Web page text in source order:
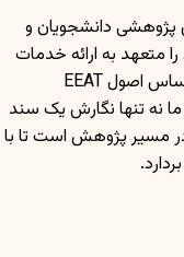
پژوهشی دانشجویان و
متعهد به ارائه خدمات
نگارش پروپوزال با بالاترین سطح کیفیت و بر اساس اصول EEAT
نه تنها نگارش یک سند
در مسیر پژوهش است تا با